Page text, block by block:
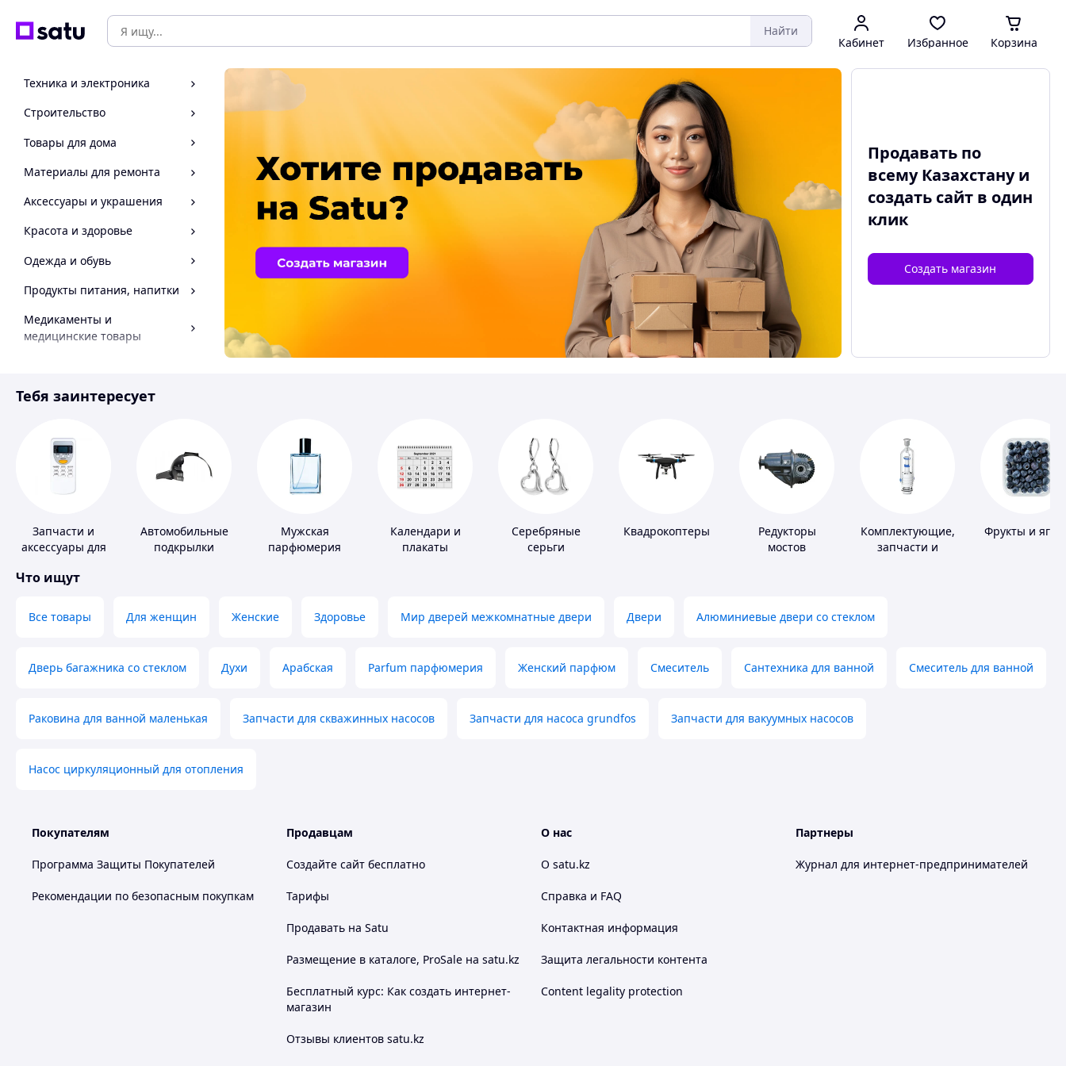
Найти
Кабинет Избранное Корзина
Техника и электроника
Строительство
Товары для дома
Материалы для ремонта
Аксессуары и украшения
Красота и здоровье
Одежда и обувь
Продукты питания, напитки
Медикаменты и
медицинские товары
Инструмент
Продавать по
всему Казахстану и
создать сайтв один
клик
Создать магазин
Тебя заинтересует
Запчасти и
аксессуары для
кондиционеров
Автомобильные
подкрылки
Мужская
парфюмерия
Календари и
плакаты
Серебряные
серьги
Квадрокоптеры
Редукторы
мостов
Комплектующие,
запчасти и
Фрукты и
Что ищут
Все товары Для женщин Женские Здоровье Мир дверей межкомнатные двери Двери Алюминиевые двери со стеклом
Дверь багажника со стеклом Духи Арабская Parfum парфюмерия Женский парфюм Смеситель Сантехника для ванной Смеситель для ванной
Раковина для ванной маленькая Запчасти для скважинных насосов Запчасти для насоса grundfos Запчасти для вакуумных насосов
Насос циркуляционный для отопления
Покупателям
Программа Защиты Покупателей
Рекомендации по безопасным покупкам
Продавцам
Создайте сайт бесплатно
Тарифы
Продавать на Satu
Размещение в каталоге, ProSale на satu.kz
Бесплатный курс: Как создать интернет-
магазин
Отзывы клиентов satu.kz
О нас
О satu.kz
Справка и FAQ
Контактная информация
Защита легальности контента
Content legality protection
Партнеры
Журнал для интернет-предпринимателей